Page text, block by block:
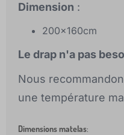
Dimension :
200x160cm
Le drap n'a pas
Nous
une température
Dimensions matelas: